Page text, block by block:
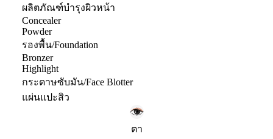
ผลิตภัณฑ์บำรุงผิวหน้า
Concealer
Powder
รองพื้น/Foundation
Bronzer
Highlight
กระดาษซับมัน/Face Blotter
แผ่นแปะสิว
ตา